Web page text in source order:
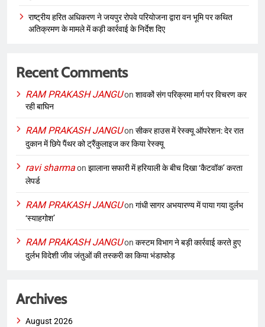
राष्ट्रीय हरित अधिकरण ने जयपुर रोपवे परियोजना द्वारा वन भूमि पर कथित
अतिक्रमण के मामले में कड़ी कार्रवाई के निर्देश दिए
Recent Comments
RAM PRAKASH JANGUon शावकों संग परिक्रमा मार्ग पर विचरण कर
रही बाघिन
RAM PRAKASH JANGUon सीकर हाउस में रेस्क्यू ऑपरेशन: देर रात
दुकान में छिपे पैंथर को ट्रैंकुलाइज कर किया रेस्क्यू
ravi sharmaon झालाना सफारी में हरियाली के बीच दिखा ‘कैटवॉक’ करता
लेपर्ड
RAM PRAKASH JANGUon गांधी सागर अभयारण्य में पाया गया दुर्लभ
‘स्याहगोश’
RAM PRAKASH JANGUon कस्टम विभाग ने बड़ी कार्रवाई करते हुए
दुर्लभ विदेशी जीव जंतुओं की तस्करी का किया भंडाफोड़
Archives
August 2026